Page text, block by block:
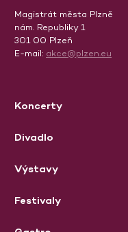
Magistrát města Plzně
nám. Republiky 1
301 00 Plzeň
E-mail: akce@plzen.eu
Koncerty
Divadlo
Výstavy
Festivaly